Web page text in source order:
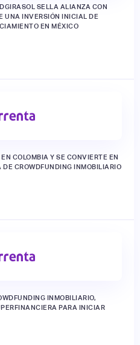
SELLA ALIANZA CON
UNA INVERSIÓN INICIAL DE
EN MÉXICO
COLOMBIA Y SE CONVIERTE EN
CROWDFUNDING INMOBILIARIO
INMOBILIARIO,
PARA INICIAR